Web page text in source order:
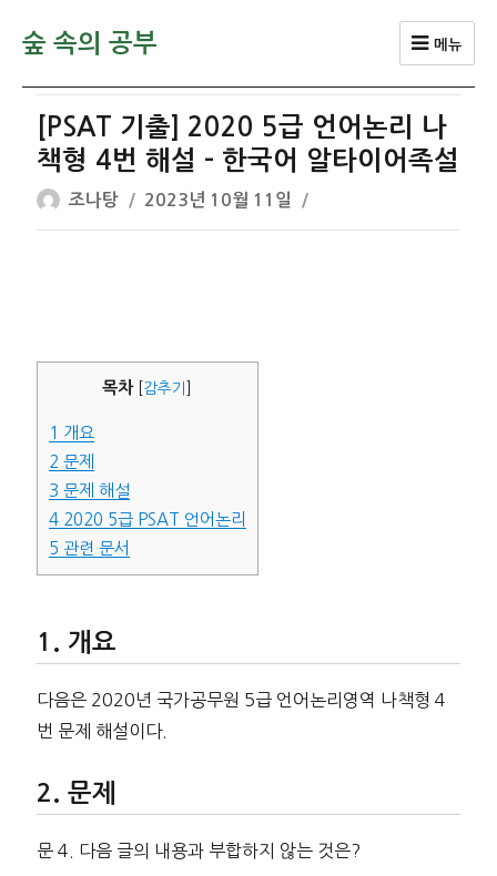
숲 속의 공부 메뉴
[PSAT 기출] 2020 5급 언어논리 나
책형 4번 해설 – 한국어 알타이어족설
글
쓴
조나탕
작
성
2023년 10월 11일
목차 감추기
1 개요
2 문제
3 문제 해설
42020 5급 PSAT 언어논리
5 관련 문서
개요
다음은 2020년 국가공무원 5급 언어논리영역 나책형 4
번 문제 해설이다.
문제
문 4. 다음 글의 내용과 부합하지 않는 것은?